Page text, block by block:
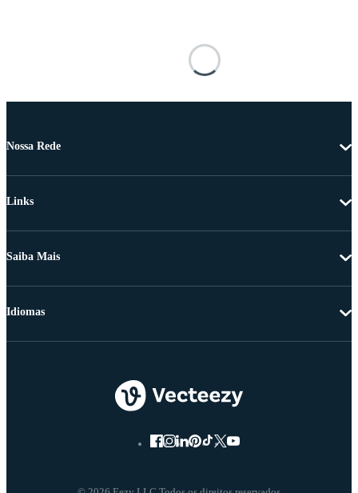
Nossa Rede
Links
Saiba Mais
Idiomas